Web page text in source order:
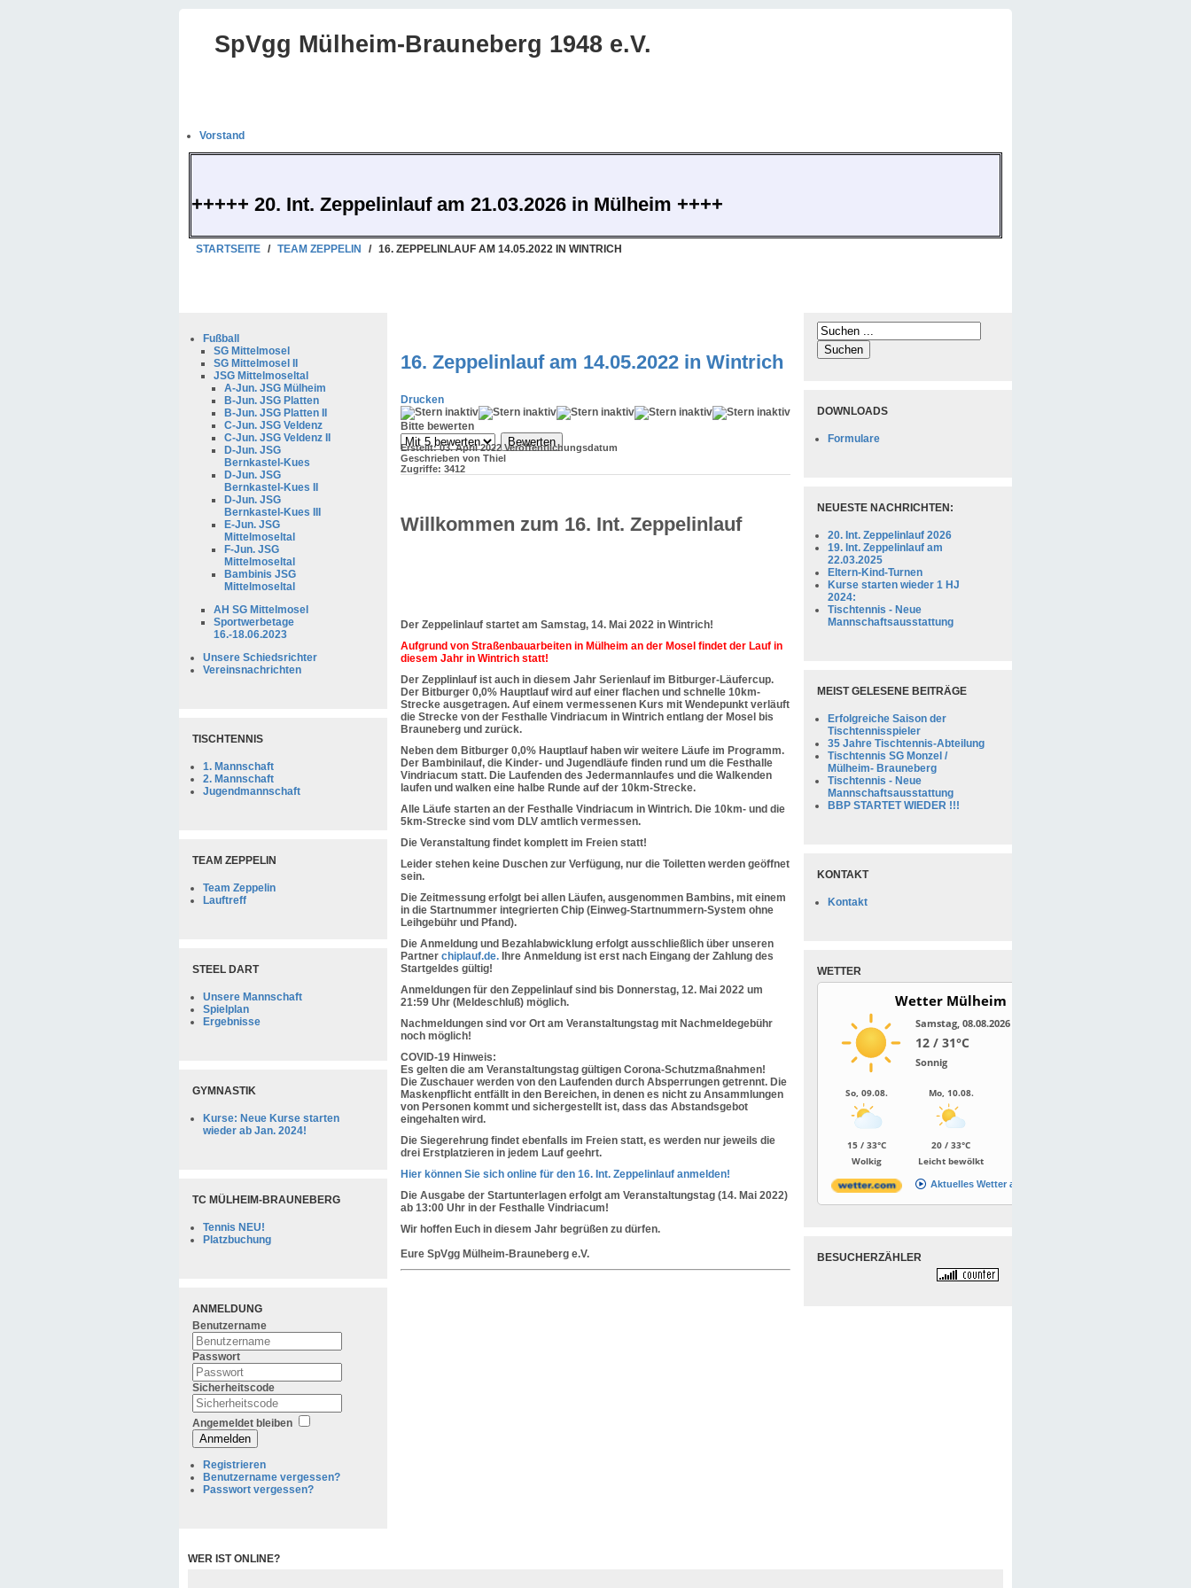
SpVgg Mülheim-Brauneberg 1948 e.V.
Vorstand
+++++ 20. Int. Zeppelinlauf am 21.03.2026 in Mülheim ++++
STARTSEITE / TEAM ZEPPELIN / 16. ZEPPELINLAUF AM 14.05.2022 IN WINTRICH
16. Zeppelinlauf am 14.05.2022 in Wintrich
Drucken
Bitte bewerten
Erstellt: 03. April 2022Veröffentlichungsdatum
Geschrieben von Thiel
Zugriffe: 3412
Willkommen zum 16. Int. Zeppelinlauf
Der Zeppelinlauf startet am Samstag, 14. Mai 2022 in Wintrich!
Aufgrund von Straßenbauarbeiten in Mülheim an der Mosel findet der Lauf in
diesem Jahr in Wintrich statt!
Der Zepplinlauf ist auch in diesem Jahr Serienlauf im Bitburger-Läufercup.
Der Bitburger 0,0% Hauptlauf wird auf einer flachen und schnelle 10km-
Strecke ausgetragen. Auf einem vermessenen Kurs mit Wendepunkt verläuft
die Strecke von der Festhalle Vindriacum in Wintrich entlang der Mosel bis
Brauneberg und zurück.
Neben dem Bitburger 0,0% Hauptlauf haben wir weitere Läufe im Programm.
Der Bambinilauf, die Kinder- und Jugendläufe finden rund um die Festhalle
Vindriacum statt. Die Laufenden des Jedermannlaufes und die Walkenden
laufen und walken eine halbe Runde auf der 10km-Strecke.
Alle Läufe starten an der Festhalle Vindriacum in Wintrich. Die 10km- und die
5km-Strecke sind vom DLV amtlich vermessen.
Die Veranstaltung findet komplett im Freien statt!
Leider stehen keine Duschen zur Verfügung, nur die Toiletten werden geöffnet
sein.
Die Zeitmessung erfolgt bei allen Läufen, ausgenommen Bambins, mit einem
in die Startnummer integrierten Chip (Einweg-Startnummern-System ohne
Leihgebühr und Pfand).
Die Anmeldung und Bezahlabwicklung erfolgt ausschließlich über unseren
Partner chiplauf.de. Ihre Anmeldung ist erst nach Eingang der Zahlung des
Startgeldes gültig!
Anmeldungen für den Zeppelinlauf sind bis Donnerstag, 12. Mai 2022 um
21:59 Uhr (Meldeschluß) möglich.
Nachmeldungen sind vor Ort am Veranstaltungstag mit Nachmeldegebühr
noch möglich!
COVID-19 Hinweis:
Es gelten die am Veranstaltungstag gültigen Corona-Schutzmaßnahmen!
Die Zuschauer werden von den Laufenden durch Absperrungen getrennt. Die
Maskenpflicht entfällt in den Bereichen, in denen es nicht zu Ansammlungen
von Personen kommt und sichergestellt ist, dass das Abstandsgebot
eingehalten wird.
Die Siegerehrung findet ebenfalls im Freien statt, es werden nur jeweils die
drei Erstplatzieren in jedem Lauf geehrt.
Hier können Sie sich online für den 16. Int. Zeppelinlauf anmelden!
Die Ausgabe der Startunterlagen erfolgt am Veranstaltungstag (14. Mai 2022)
ab 13:00 Uhr in der Festhalle Vindriacum!
Wir hoffen Euch in diesem Jahr begrüßen zu dürfen.
Eure SpVgg Mülheim-Brauneberg e.V.
Fußball
SG Mittelmosel
SG Mittelmosel II
JSG Mittelmoseltal
A-Jun. JSG Mülheim
B-Jun. JSG Platten
B-Jun. JSG Platten II
C-Jun. JSG Veldenz
C-Jun. JSG Veldenz II
D-Jun. JSG
Bernkastel-Kues
D-Jun. JSG
Bernkastel-Kues II
D-Jun. JSG
Bernkastel-Kues III
E-Jun. JSG
Mittelmoseltal
F-Jun. JSG
Mittelmoseltal
Bambinis JSG
Mittelmoseltal
AH SG Mittelmosel
Sportwerbetage
16.-18.06.2023
Unsere Schiedsrichter
Vereinsnachrichten
TISCHTENNIS
1. Mannschaft
2. Mannschaft
Jugendmannschaft
TEAM ZEPPELIN
Team Zeppelin
Lauftreff
STEEL DART
Unsere Mannschaft
Spielplan
Ergebnisse
GYMNASTIK
Kurse: Neue Kurse starten
wieder ab Jan. 2024!
TC MÜLHEIM-BRAUNEBERG
Tennis NEU!
Platzbuchung
ANMELDUNG
Benutzername
Passwort
Sicherheitscode
Angemeldet bleiben
Anmelden
Registrieren
Benutzername vergessen?
Passwort vergessen?
DOWNLOADS
Formulare
NEUESTE NACHRICHTEN:
20. Int. Zeppelinlauf 2026
19. Int. Zeppelinlauf am
22.03.2025
Eltern-Kind-Turnen
Kurse starten wieder 1 HJ
2024:
Tischtennis - Neue
Mannschaftsausstattung
MEIST GELESENE BEITRÄGE
Erfolgreiche Saison der
Tischtennisspieler
35 Jahre Tischtennis-Abteilung
Tischtennis SG Monzel /
Mülheim- Brauneberg
Tischtennis - Neue
Mannschaftsausstattung
BBP STARTET WIEDER !!!
KONTAKT
Kontakt
WETTER
Wetter Mülheim
Samstag, 08.08.2026
12 / 31°C
Sonnig
So, 09.08.
15 / 33°C
Wolkig
Mo, 10.08.
20 / 33°C
Leicht bewölkt
Aktuelles Wetter ansehen
BESUCHERZÄHLER
WER IST ONLINE?